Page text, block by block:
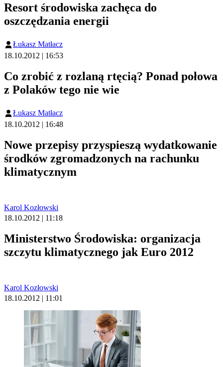
Resort środowiska zachęca do
oszczędzania energii
Łukasz Matłacz
18.10.2012 | 16:53
Co zrobić z rozlaną rtęcią? Ponad połowa
z Polaków tego nie wie
Łukasz Matłacz
18.10.2012 | 16:48
Nowe przepisy przyspieszą wydatkowanie
środków zgromadzonych na rachunku
klimatycznym
Karol Kozłowski
18.10.2012 | 11:18
Ministerstwo Środowiska: organizacja
szczytu klimatycznego jak Euro 2012
Karol Kozłowski
18.10.2012 | 11:01